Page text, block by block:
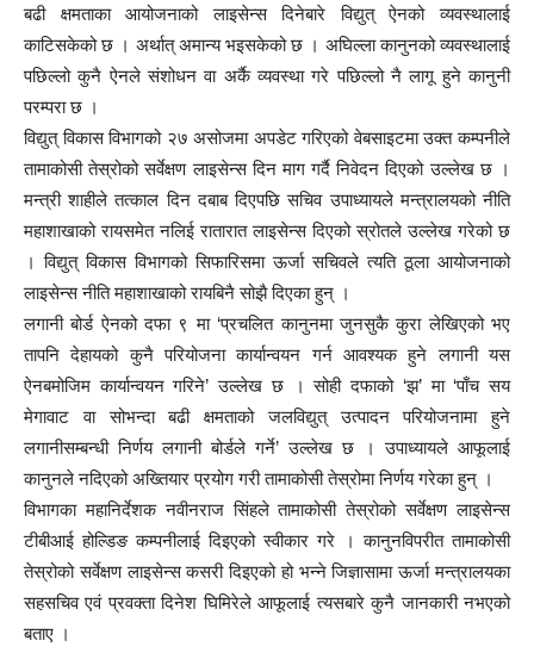
बढी क्षमताका आयोजनाको लाइसेन्स दिनेबारे विद्युत् ऐनको व्यवस्थालाई
काटिसकेको छ । अर्थात् अमान्य भइसकेको छ । अघिल्ला कानुनको व्यवस्थालाई
पछिल्लो कुनै ऐनले संशोधन वा अर्कै व्यवस्था गरे पछिल्लो नै लागू हुने कानुनी
परम्परा छ ।
विद्युत् विकास विभागको २७ असोजमा अपडेट गरिएको वेबसाइटमा उक्त कम्पनीले
तामाकोसी तेस्रोको सर्वेक्षण लाइसेन्स दिन माग गर्दै निवेदन दिएको उल्लेख छ ।
मन्त्री शाहीले तत्काल दिन दबाब दिएपछि सचिव उपाध्यायले मन्त्रालयको नीति
महाशाखाको रायसमेत नलिई रातारात लाइसेन्स दिएको स्रोतले उल्लेख गरेको छ
। विद्युत् विकास विभागको सिफारिसमा ऊर्जा सचिवले त्यति ठूला आयोजनाको
लाइसेन्स नीति महाशाखाको रायबिनै सोझै दिएका हुन् ।
लगानी बोर्ड ऐनको दफा ९ मा ‘प्रचलित कानुनमा जुनसुकै कुरा लेखिएको भए
तापनि देहायको कुनै परियोजना कार्यान्वयन गर्न आवश्यक हुने लगानी यस
ऐनबमोजिम कार्यान्वयन गरिने’ उल्लेख छ । सोही दफाको ‘झ’ मा ‘पाँच सय
मेगावाट वा सोभन्दा बढी क्षमताको जलविद्युत् उत्पादन परियोजनामा हुने
लगानीसम्बन्धी निर्णय लगानी बोर्डले गर्ने’ उल्लेख छ । उपाध्यायले आफूलाई
कानुनले नदिएको अख्तियार प्रयोग गरी तामाकोसी तेस्रोमा निर्णय गरेका हुन् ।
विभागका महानिर्देशक नवीनराज सिंहले तामाकोसी तेस्रोको सर्वेक्षण लाइसेन्स
टीबीआई होल्डिङ कम्पनीलाई दिइएको स्वीकार गरे । कानुनविपरीत तामाकोसी
तेस्रोको सर्वेक्षण लाइसेन्स कसरी दिइएको हो भन्ने जिज्ञासामा ऊर्जा मन्त्रालयका
सहसचिव एवं प्रवक्ता दिनेश घिमिरेले आफूलाई त्यसबारे कुनै जानकारी नभएको
बताए ।